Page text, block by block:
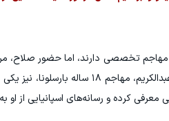
تخصصی دارند، اما حضور صلاح،
فاز هجومی تنوع زیادی داشته باشد.